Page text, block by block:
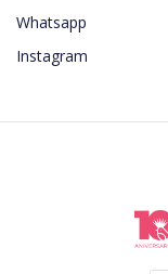
Whatsapp
Instagram